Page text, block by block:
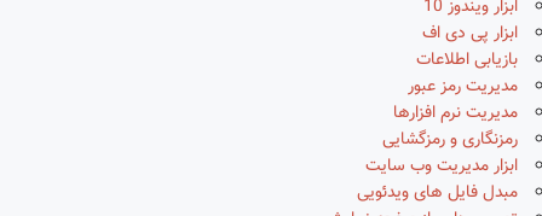
ابزار ویندوز 10
ابزار پی دی اف
بازیابی اطلاعات
مدیریت رمز عبور
مدیریت نرم افزارها
رمزنگاری و رمزگشایی
ابزار مدیریت وب سایت
مبدل فایل های ویدئویی